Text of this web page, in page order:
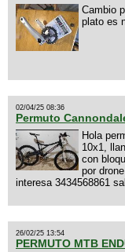
Cambio
plato es
02/04/25 08:36
Permuto
Hola
10x1,
con
por
interesa 3434568861
26/02/25 13:54
PERMUTO MTB